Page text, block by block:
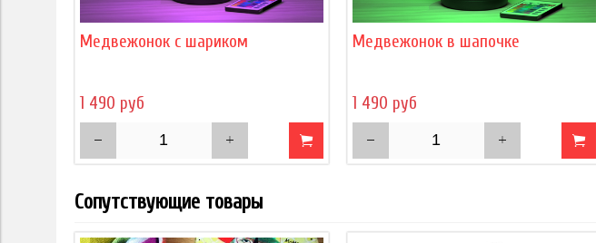
Медвежонок с шариком
1 490 руб
Медвежонок в шапочке
1 490 руб
Сопутствующие товары